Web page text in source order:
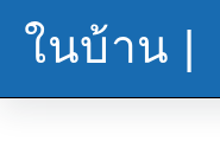
ในบ้าน |